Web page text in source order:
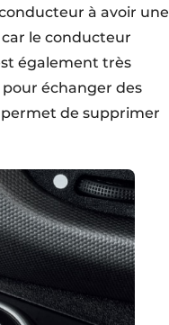
à avoir une
le conducteur
également très
échanger des
de supprimer